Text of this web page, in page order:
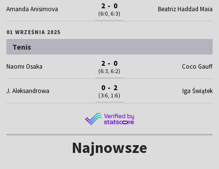
Amanda Anisimova 2 - 0
(6:0, 6:3)
Beatriz Haddad Maia
01 WRZEŚNIA 2025
Tenis
Naomi Osaka 2 - 0
(6:3, 6:2)
Coco Gauff
J. Aleksandrowa 0 - 2
(3:6, 1:6)
Iga Świątek
Najnowsze